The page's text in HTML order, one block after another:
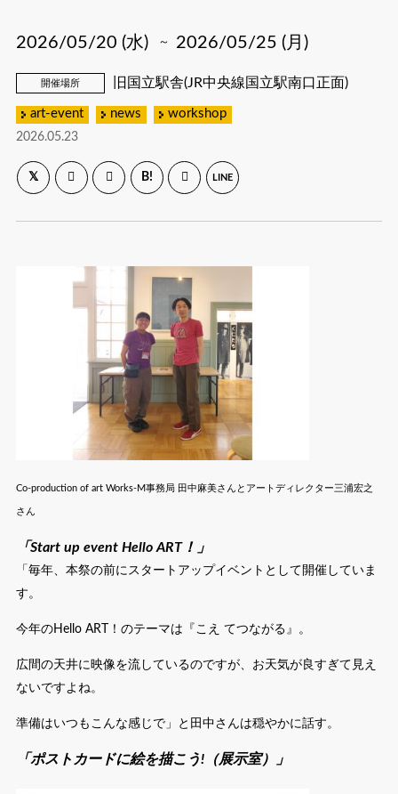
2026/05/20 (水) ～ 2026/05/25 (月)
開催場所 旧国立駅舎(JR中央線国立駅南口正面)
art-event news workshop
2026.05.23
B! LINE
Co-production of art Works-M事務局 田中麻美さんとアートディレクター三浦宏之
さん
「Start up event Hello ART！」
「毎年、本祭の前にスタートアップイベントとして開催していま
す。
今年のHello ART！のテーマは『こえ てつながる』。
広間の天井に映像を流しているのですが、お天気が良すぎて見え
ないですよね。
準備はいつもこんな感じで」と田中さんは穏やかに話す。
「ポストカードに絵を描こう!（展示室）」